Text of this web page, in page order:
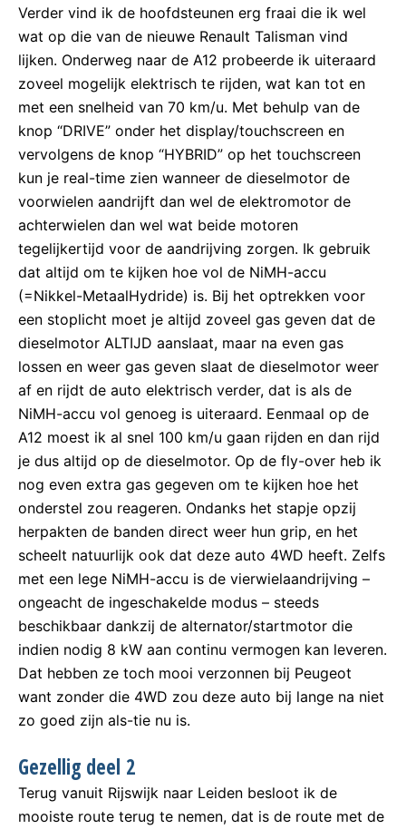
Verder vind ik de hoofdsteunen erg fraai die ik wel
wat op die van de nieuwe Renault Talisman vind
lijken. Onderweg naar de A12 probeerde ik uiteraard
zoveel mogelijk elektrisch te rijden, wat kan tot en
met een snelheid van 70 km/u. Met behulp van de
knop “DRIVE” onder het display/touchscreen en
vervolgens de knop “HYBRID” op het touchscreen
kun je real-time zien wanneer de dieselmotor de
voorwielen aandrijft dan wel de elektromotor de
achterwielen dan wel wat beide motoren
tegelijkertijd voor de aandrijving zorgen. Ik gebruik
dat altijd om te kijken hoe vol de NiMH-accu
(=Nikkel-MetaalHydride) is. Bij het optrekken voor
een stoplicht moet je altijd zoveel gas geven dat de
dieselmotor ALTIJD aanslaat, maar na even gas
lossen en weer gas geven slaat de dieselmotor weer
af en rijdt de auto elektrisch verder, dat is als de
NiMH-accu vol genoeg is uiteraard. Eenmaal op de
A12 moest ik al snel 100 km/u gaan rijden en dan rijd
je dus altijd op de dieselmotor. Op de fly-over heb ik
nog even extra gas gegeven om te kijken hoe het
onderstel zou reageren. Ondanks het stapje opzij
herpakten de banden direct weer hun grip, en het
scheelt natuurlijk ook dat deze auto 4WD heeft. Zelfs
met een lege NiMH-accu is de vierwielaandrijving –
ongeacht de ingeschakelde modus – steeds
beschikbaar dankzij de alternator/startmotor die
indien nodig 8 kW aan continu vermogen kan leveren.
Dat hebben ze toch mooi verzonnen bij Peugeot
want zonder die 4WD zou deze auto bij lange na niet
zo goed zijn als-tie nu is.
Gezellig deel 2
Terug vanuit Rijswijk naar Leiden besloot ik de
mooiste route terug te nemen, dat is de route met de